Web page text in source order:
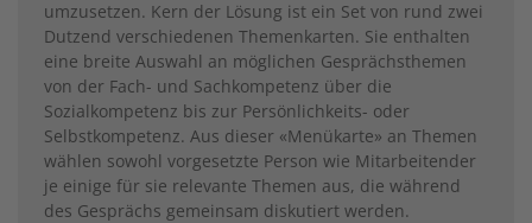
umzusetzen. Kern der Lösung ist ein Set von rund zwei
Dutzend verschiedenen Themenkarten. Sie enthalten
eine breite Auswahl an möglichen Gesprächsthemen
von der Fach- und Sachkompetenz über die
Sozialkompetenz bis zur Persönlichkeits- oder
Selbstkompetenz. Aus dieser «Menükarte» an Themen
wählen sowohl vorgesetzte Person wie Mitarbeitender
je einige für sie relevante Themen aus, die während
des Gesprächs gemeinsam diskutiert werden.